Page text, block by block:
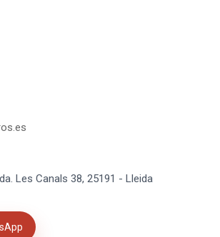
Les Canals 38, 25191 - Lleida